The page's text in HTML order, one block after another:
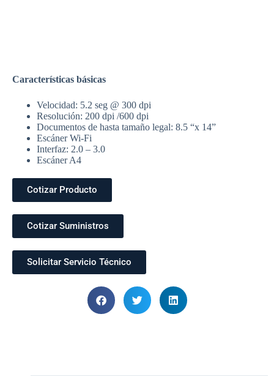
Características básicas
Velocidad: 5.2 seg @ 300 dpi
Resolución: 200 dpi /600 dpi
Documentos de hasta tamaño legal: 8.5 “x 14”
Escáner Wi-Fi
Interfaz: 2.0 – 3.0
Escáner A4
Cotizar Producto
Cotizar Suministros
Solicitar Servicio Técnico